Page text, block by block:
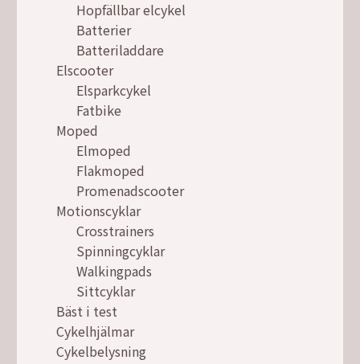
Hopfällbar elcykel
Batterier
Batteriladdare
Elscooter
Elsparkcykel
Fatbike
Moped
Elmoped
Flakmoped
Promenadscooter
Motionscyklar
Crosstrainers
Spinningcyklar
Walkingpads
Sittcyklar
Bäst i test
Cykelhjälmar
Cykelbelysning